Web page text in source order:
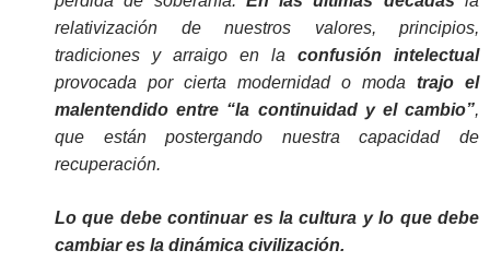
relativización de nuestros valores, principios,
tradiciones y arraigo en la confusión intelectual
provocada por cierta modernidad o moda trajo el
malentendido entre “la continuidad y el cambio”,
que están postergando nuestra capacidad de
recuperación.
Lo que debe continuar es la cultura y lo que debe
cambiar es la dinámica civilización.